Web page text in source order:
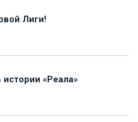
Лиги!
«Реала»